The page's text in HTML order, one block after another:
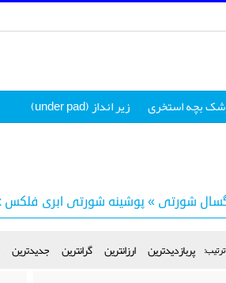
بچه استخری زير انداز (under pad)
شورتی» پوشینه شورتی ابری فلکس abrifelex
ترتیب: پربازدیدترین ارزانترین گرانترین جدیدترین